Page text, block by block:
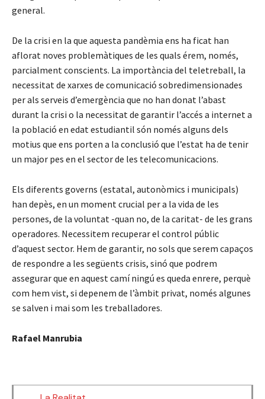
general.
De la crisi en la que aquesta pandèmia ens ha ficat han
aflorat noves problemàtiques de les quals érem, només,
parcialment conscients. La importància del teletreball, la
necessitat de xarxes de comunicació sobredimensionades
per als serveis d’emergència que no han donat l’abast
durant la crisi o la necessitat de garantir l’accés a internet a
la població en edat estudiantil són només alguns dels
motius que ens porten a la conclusió que l’estat ha de tenir
un major pes en el sector de les telecomunicacions.
Els diferents governs (estatal, autonòmics i municipals)
han depès, en un moment crucial per a la vida de les
persones, de la voluntat -quan no, de la caritat- de les grans
operadores. Necessitem recuperar el control públic
d’aquest sector. Hem de garantir, no sols que serem capaços
de respondre a les següents crisis, sinó que podrem
assegurar que en aquest camí ningú es queda enrere, perquè
com hem vist, si depenem de l’àmbit privat, només algunes
se salven i mai som les treballadores.
Rafael Manrubia